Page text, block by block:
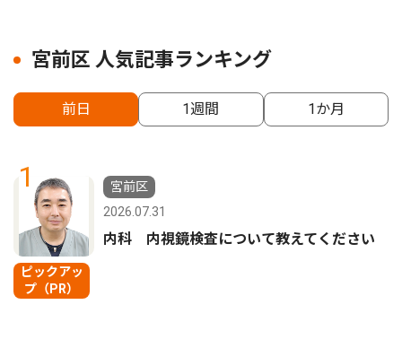
宮前区 人気記事ランキング
前日 1週間 1か月
1
ピックアッ
プ（PR）
宮前区
2026.07.31
内科 内視鏡検査について教えてください